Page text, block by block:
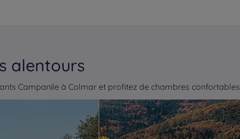
alentours
Campanile à Colmar et profitez de chambres confortables